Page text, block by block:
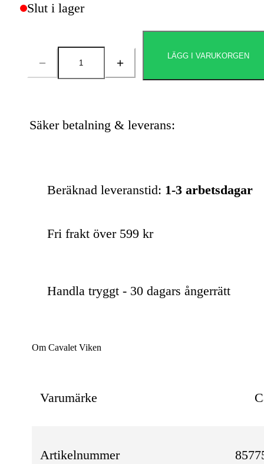
Slut i lager
Antal
LÄGG I VARUKORGEN
Säker betalning & leverans:
Beräknad leveranstid: 1-3 arbetsdagar
Fri frakt över 599 kr
Handla tryggt - 30 dagars ångerrätt
Om Cavalet Viken
Varumärke
Artikelnummer